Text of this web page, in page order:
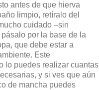
antes de que hierva
limpio, retíralo del
cuidado –sin
por la base de la
que debe estar a
Este
lo puedes realizar cuantas
y si ves que aún
de mancha puedes